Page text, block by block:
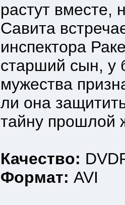
растут вместе,
Савита
инспектора
старший сын, у
мужества
ли она
тайну прошлой
Качество:
Формат: AVI